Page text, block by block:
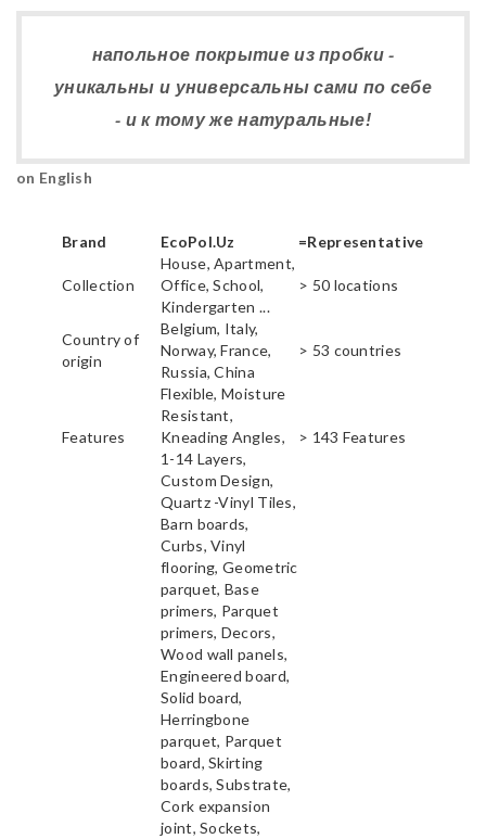
напольное покрытие из пробки -
уникальны и универсальны сами по себе
- и к тому же натуральные!
on English
Brand EcoPol.Uz =Representative
Collection
House, Apartment,
Office, School,
Kindergarten ...
> 50 locations
Country of
origin
Belgium, Italy,
Norway, France,
Russia, China
> 53 countries
Features
Flexible, Moisture
Resistant,
Kneading Angles,
1-14 Layers,
Custom Design,
> 143 Features
Quartz -Vinyl Tiles,
Barn boards,
Curbs, Vinyl
flooring, Geometric
parquet, Base
primers, Parquet
primers, Decors,
Wood wall panels,
Engineered board,
Solid board,
Herringbone
parquet, Parquet
board, Skirting
boards, Substrate,
Cork expansion
joint, Sockets,